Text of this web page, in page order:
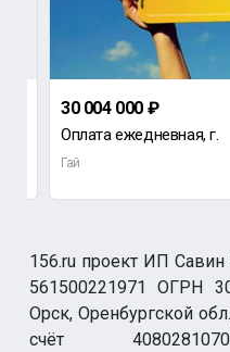
30 004 000 ₽
Оплата ежедневная, г.
Гай
156.ru проект ИП
561500221971 ОГРН
Орск, Оренбургской
счёт